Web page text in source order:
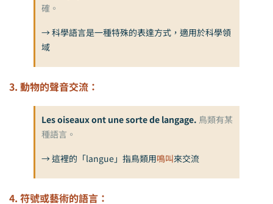
確。
→ 科學語言是一種特殊的表達方式，適用於科學領
域
3. 動物的聲音交流：
Les oiseaux ont une sorte de langage. 鳥類有某
種語言。
→ 這裡的「langue」指鳥類用鳴叫來交流
4. 符號或藝術的語言：